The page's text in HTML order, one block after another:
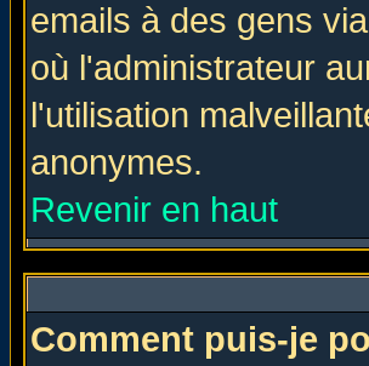
emails à des gens
où l'administrateur
l'utilisation
anonymes.
Revenir en haut
Comment puis-je